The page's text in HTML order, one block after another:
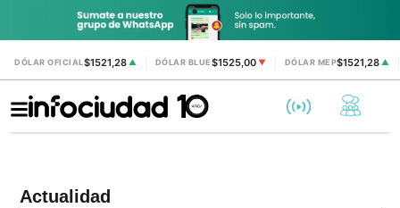
DÓLAR OFICIAL$1521,28 ▲ DÓLAR BLUE$1525,00 ▼ DÓLAR MEP$1521,28▲
Actualidad